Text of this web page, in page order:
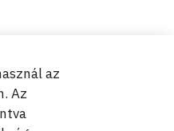
fizetések
az
Az